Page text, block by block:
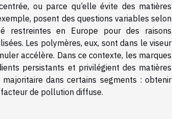
ou parce qu’elle évite des matières
posent des questions variables selon
restreintes en Europe pour des raisons
Les polymères, eux, sont dans le viseur
accélère. Dans ce contexte, les marques
persistants et privilégient des matières
dans certains segments : obtenir
de pollution diffuse.